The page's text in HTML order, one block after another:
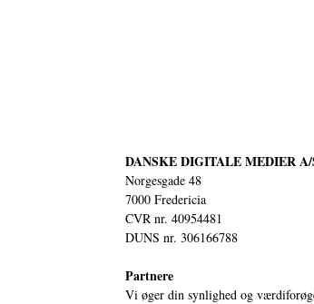
DANSKE DIGITALE MEDIER A/
Norgesgade 48
7000 Fredericia
CVR nr. 40954481
DUNS nr. 306166788
Partnere
Vi øger din synlighed og